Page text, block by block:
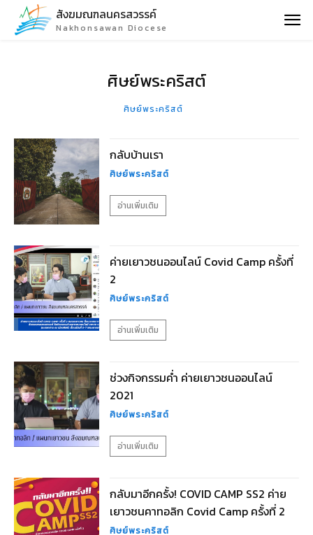
สังฆมณฑลนครสวรรค์
Nakhonsawan Diocese
ศิษย์พระคริสต์
ศิษย์พระคริสต์
กลับบ้านเรา
ศิษย์พระคริสต์
อ่านเพิ่มเติม
ค่ายเยาวชนออนไลน์ Covid Camp ครั้งที่
2
ศิษย์พระคริสต์
อ่านเพิ่มเติม
ช่วงกิจกรรมค่ำ ค่ายเยาวชนออนไลน์
2021
ศิษย์พระคริสต์
อ่านเพิ่มเติม
กลับมาอีกครั้ง! COVID CAMP SS2 ค่าย
เยาวชนคาทอลิก Covid Camp ครั้งที่ 2
ศิษย์พระคริสต์